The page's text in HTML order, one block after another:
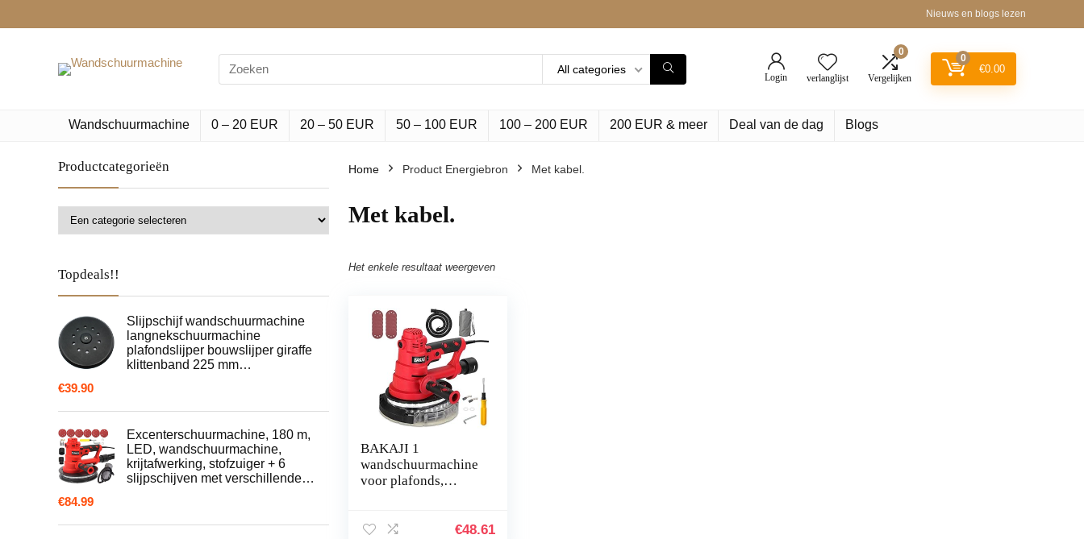
Nieuws en blogs lezen
Search
for:
All categories
Login verlanglijst
0
Vergelijken
0
€0.00
Wandschuurmachine 0 – 20 EUR 20 – 50 EUR 50 – 100 EUR 100 – 200 EUR 200 EUR & meer Deal van de dag Blogs
Productcategorieën
Topdeals!!
Slijpschijf wandschuurmachine
langnekschuurmachine
plafondslijper bouwslijper giraffe
klittenband 225 mm…
€39.90
Excenterschuurmachine, 180 m,
LED, wandschuurmachine,
krijtafwerking, stofzuiger + 6
slijpschijven met verschillende…
€84.99
Home Product Energiebron ‎Met kabel.
‎Met kabel.
Het enkele resultaat weergeven
BAKAJI 1
wandschuurmachine
voor plafonds,
610 – 2150 rpm, €48.61